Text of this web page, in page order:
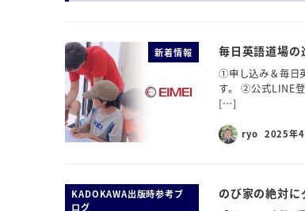
新着情報 毎日英語道場の
①申し込み＆毎日
す。 ②公式LINE
[…]
ryo 2025年4
KADOKAWA出版時参考ブ
ログ
のび家の絶対に